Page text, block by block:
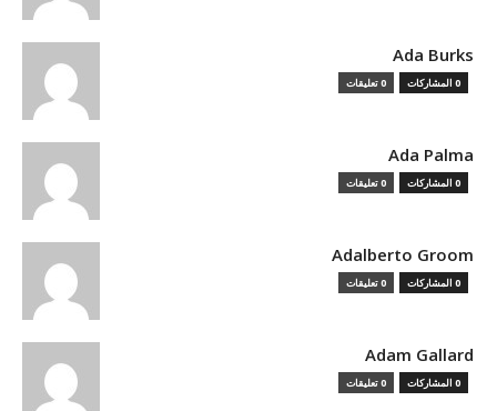
Ada Burks
0 المشاركات 0 تعليقات
Ada Palma
0 المشاركات 0 تعليقات
Adalberto Groom
0 المشاركات 0 تعليقات
Adam Gallard
0 المشاركات 0 تعليقات